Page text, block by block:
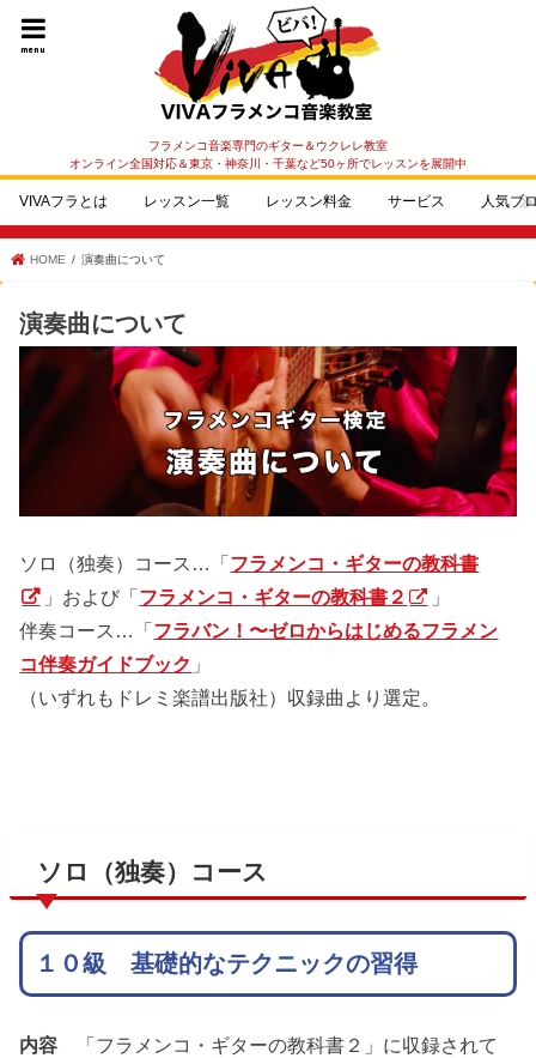
フラメンコ音楽専門のギター＆ウクレレ教室
オンライン全国対応＆東京・神奈川・千葉など50ヶ所でレッスンを展開中
menu
VIVAフラとは レッスン一覧 レッスン料金 サービス 人気ブ
HOME 演奏曲について
演奏曲について
ソロ（独奏）コース…「フラメンコ・ギターの教科書
」および「フラメンコ・ギターの教科書２
」
伴奏コース…「フラバン！〜ゼロからはじめるフラメン
コ伴奏ガイドブック 」
（いずれもドレミ楽譜出版社）収録曲より選定。
ソロ（独奏）コース
１０級 基礎的なテクニックの習得
内容 「フラメンコ・ギターの教科書２」に収録されて